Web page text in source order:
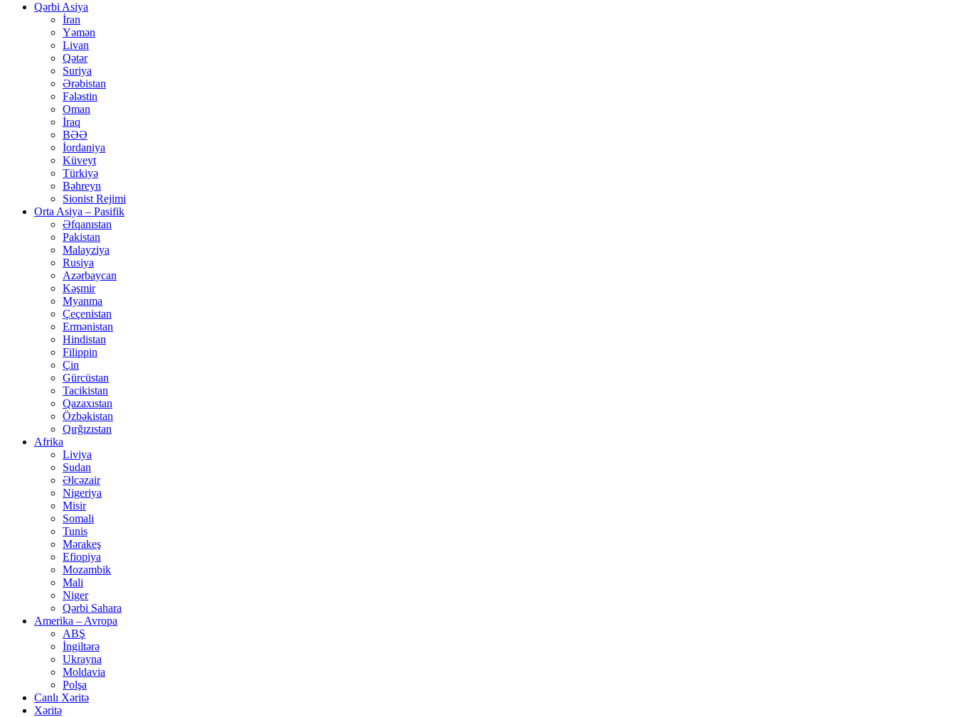
Qərbi Asiya
İran
Yəmən
Livan
Qətər
Suriya
Ərəbistan
Fələstin
Oman
İraq
BƏƏ
İordaniya
Küveyt
Türkiyə
Bəhreyn
Sionist Rejimi
Orta Asiya – Pasifik
Əfqanıstan
Pakistan
Malayziya
Rusiya
Azərbaycan
Kəşmir
Myanma
Çeçenistan
Ermənistan
Hindistan
Filippin
Çin
Gürcüstan
Tacikistan
Qazaxıstan
Özbəkistan
Qırğızıstan
Afrika
Liviya
Sudan
Əlcəzair
Nigeriya
Misir
Somali
Tunis
Mərakeş
Efiopiya
Mozambik
Mali
Niger
Qərbi Sahara
Amerika – Avropa
ABŞ
İngiltərə
Ukrayna
Moldavia
Polşa
Canlı Xəritə
Xəritə